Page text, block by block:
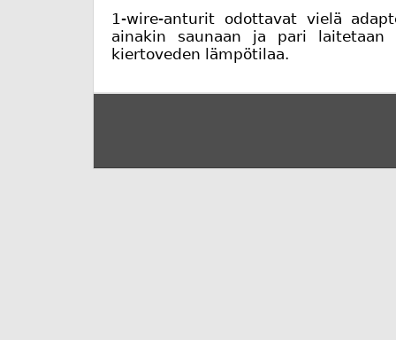
1-wire-anturit odottavat vielä
ainakin saunaan ja pari laitetaan
kiertoveden lämpötilaa.